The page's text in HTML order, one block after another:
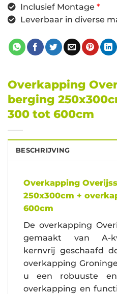
Inclusief Montage *
Leverbaar in diverse
Overkapping
berging
300 tot 600cm
BESCHRIJVING
Overkapping
250x300cm +
600cm
De overkapping
gemaakt van A-
kernvrij geschaafd
overkapping
u een robuuste
overkapping en